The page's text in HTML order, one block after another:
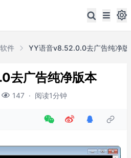
件 YY语音v8.52.0.0去广告纯净版
去广告纯净版本
147 · 阅读1分钟